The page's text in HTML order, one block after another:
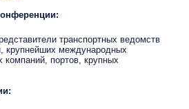
транспортных ведомств
крупнейших международных
компаний, портов, крупных